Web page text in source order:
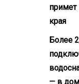
примет
края
Более
— в